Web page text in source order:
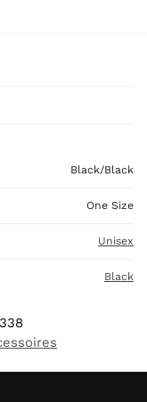
Black/Black
One Size
Unisex
Black